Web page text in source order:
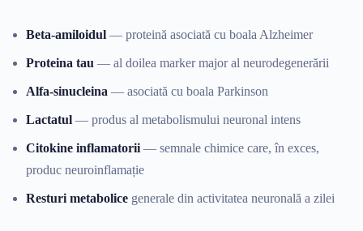
Beta-amiloidul — proteină asociată cu boala Alzheimer
Proteina tau — al doilea marker major al neurodegenerării
Alfa-sinucleina — asociată cu boala Parkinson
Lactatul — produs al metabolismului neuronal intens
Citokine inflamatorii — semnale chimice care, în exces,
produc neuroinflamație
Resturi metabolice generale din activitatea neuronală a zilei